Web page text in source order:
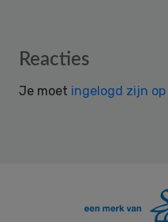
Reader
Reacties
Je moet ingelogd zijn op